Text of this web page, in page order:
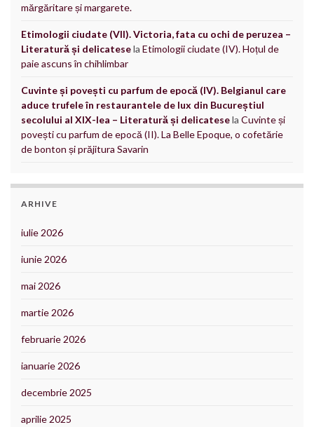
mărgăritare și margarete.
Etimologii ciudate (VII). Victoria, fata cu ochi de peruzea –
Literatură și delicatesela Etimologii ciudate (IV). Hoțul de
paie ascuns în chihlimbar
Cuvinte și povești cu parfum de epocă (IV). Belgianul care
aduce trufele în restaurantele de lux din Bucureștiul
secolului al XIX-lea – Literatură și delicatesela Cuvinte și
povești cu parfum de epocă (II). La Belle Epoque, o cofetărie
de bonton și prăjitura Savarin
ARHIVE
iulie 2026
iunie 2026
mai 2026
martie 2026
februarie 2026
ianuarie 2026
decembrie 2025
aprilie 2025